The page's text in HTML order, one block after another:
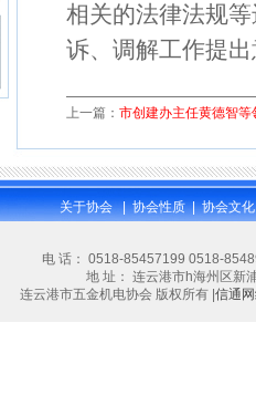
相关的法律法规
诉、调解工作提
上一篇： 市创建办主任黄德智
关于协会 | 协会性质 | 协会文化
电 话： 0518-85457199 0518-
地 址： 连云港市h海州区新
连云港市五金机电协会 版权所有 | 信通